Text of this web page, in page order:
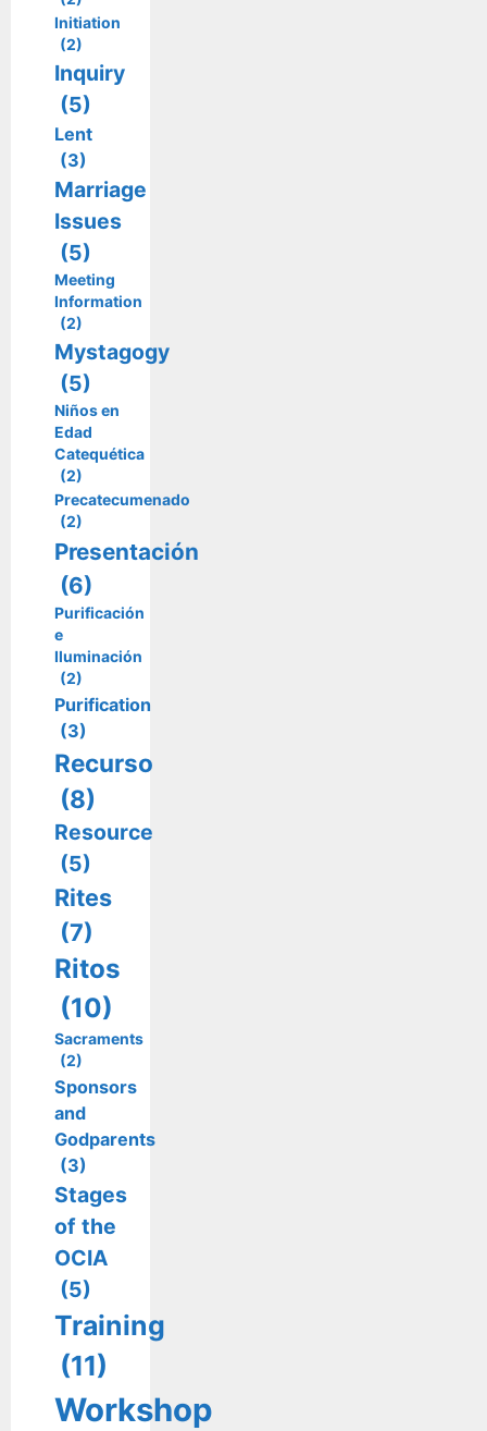
Initiation
(2)
Inquiry
(5)
Lent
(3)
Marriage
Issues
(5)
Meeting
Information
(2)
Mystagogy
(5)
Niños en
Edad
Catequética
(2)
Precatecumenado
(2)
Presentación
(6)
Purificación
e
Iluminación
(2)
Purification
(3)
Recurso
(8)
Resource
(5)
Rites
(7)
Ritos
(10)
Sacraments
(2)
Sponsors
and
Godparents
(3)
Stages
of the
OCIA
(5)
Training
(11)
Workshop